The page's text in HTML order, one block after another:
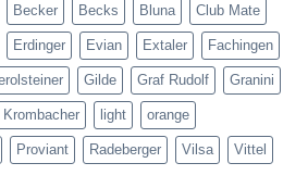
Becker Becks Bluna Club Mate
Erdinger Evian Extaler Fachingen
Gilde Graf Rudolf Granini
Krombacher light orange
Proviant Radeberger Vilsa Vittel